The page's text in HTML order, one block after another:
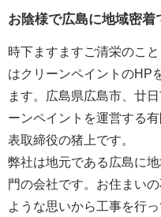
お陰様で広島に地域密着
時下ますますご清栄のこ
はクリーンペイントのHP
ます。広島県広島市、廿
ーンペイントを運営する
表取締役の猪上です。
弊社は地元である広島に
門の会社です。お住まい
ような思いから工事を行っ